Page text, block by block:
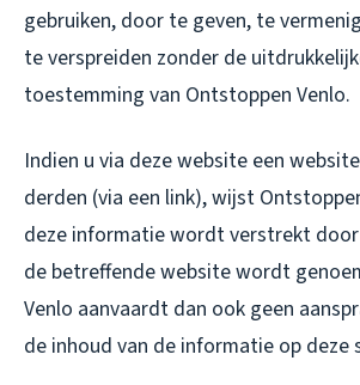
gebruiken, door te geven, te
te verspreiden zonder de
toestemming van Ontstoppen Venlo.
Indien u via deze website een
derden (via een link), wijst
deze informatie wordt verstrekt
de betreffende website wordt
Venlo aanvaardt dan ook geen
de inhoud van de informatie op deze